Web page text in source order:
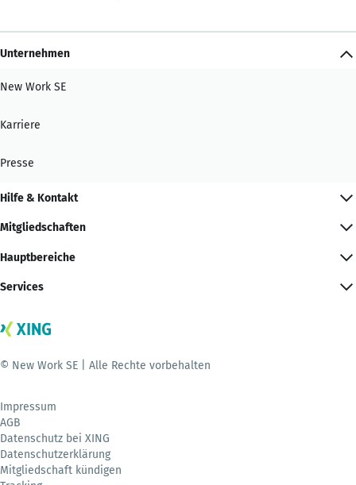
Unternehmen
New Work SE
Karriere
Presse
Hilfe & Kontakt
Mitgliedschaften
Hauptbereiche
Services
© New Work SE | Alle Rechte vorbehalten
Impressum
AGB
Datenschutz bei XING
Datenschutzerklärung
Mitgliedschaft kündigen